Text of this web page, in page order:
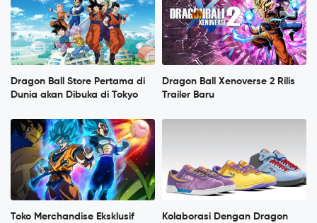
Dragon Ball Store Pertama di
Dunia akan Dibuka di Tokyo
Dragon Ball Xenoverse 2 Rilis
Trailer Baru
Toko Merchandise Eksklusif
Kolaborasi Dengan Dragon